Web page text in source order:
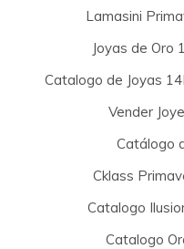
Lamasini
Joyas de Oro
Catalogo de Joyas
Vender
Catálogo
Cklass
Catalogo
Catalogo